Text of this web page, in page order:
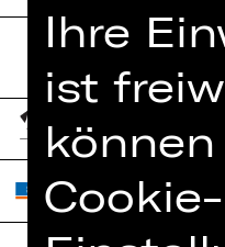
Ihre
ist
Cookie-